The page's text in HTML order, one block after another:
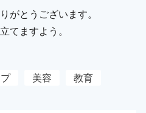
がとうございます。
てますよう。
美容 教育